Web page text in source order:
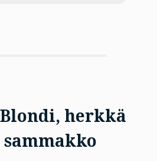
herkkä